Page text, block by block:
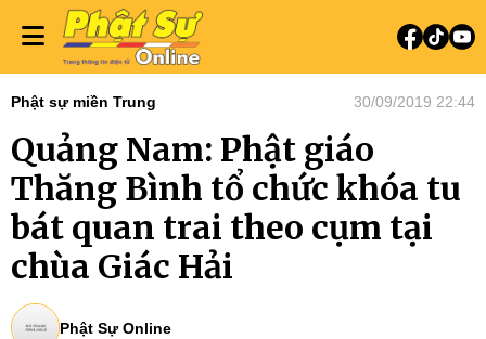
Phật sự miền Trung 30/09/2019 22:44
Quảng Nam: Phật giáo
Thăng Bình tổ chức khóa tu
bát quan trai theo cụm tại
chùa Giác Hải
Phật Sự Online